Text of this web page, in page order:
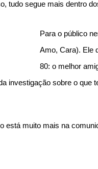
tudo segue mais dentro
Para o público
Amo, Cara). Ele
80: o melhor
investigação sobre o que
está muito mais na